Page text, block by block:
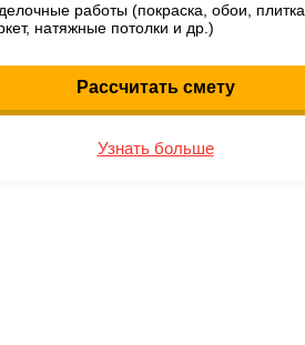
работы (покраска, обои, плитка,
натяжные потолки и др.)
Рассчитать смету
Узнать больше